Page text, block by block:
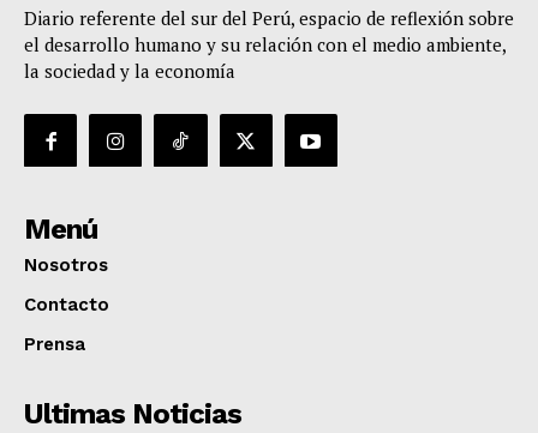
Diario referente del sur del Perú, espacio de reflexión sobre
el desarrollo humano y su relación con el medio ambiente,
la sociedad y la economía
Menú
Nosotros
Contacto
Prensa
Ultimas Noticias